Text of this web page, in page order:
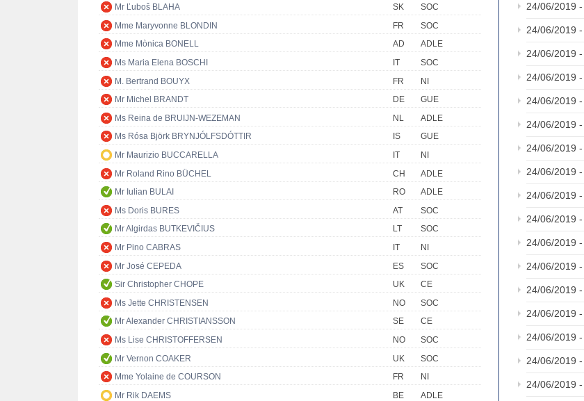
Mr Ľuboš BLAHA
SK
SOC
Mme Maryvonne BLONDIN
FR
SOC
Mme Mònica BONELL
AD
ADLE
Ms Maria Elena BOSCHI
IT
SOC
M. Bertrand BOUYX
FR
NI
Mr Michel BRANDT
DE
GUE
Ms Reina de BRUIJN-WEZEMAN
NL
ADLE
Ms Rósa Björk BRYNJÓLFSDÓTTIR
IS
GUE
Mr Maurizio BUCCARELLA
IT
NI
Mr Roland Rino BÜCHEL
CH
ADLE
Mr Iulian BULAI
RO
ADLE
Ms Doris BURES
AT
SOC
Mr Algirdas BUTKEVIČIUS
LT
SOC
Mr Pino CABRAS
IT
NI
Mr José CEPEDA
ES
SOC
Sir Christopher CHOPE
UK
CE
Ms Jette CHRISTENSEN
NO
SOC
Mr Alexander CHRISTIANSSON
SE
CE
Ms Lise CHRISTOFFERSEN
NO
SOC
Mr Vernon COAKER
UK
SOC
Mme Yolaine de COURSON
FR
NI
Mr Rik DAEMS
BE
ADLE
24/06/2019 -
24/06/2019 -
24/06/2019 -
24/06/2019 -
24/06/2019 -
24/06/2019 -
24/06/2019 -
24/06/2019 -
24/06/2019 -
24/06/2019 -
24/06/2019 -
24/06/2019 -
24/06/2019 -
24/06/2019 -
24/06/2019 -
24/06/2019 -
24/06/2019 -